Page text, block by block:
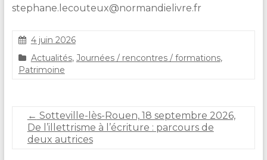
stephane.lecouteux@normandielivre.fr
C
l
a
4 juin 2026
Actualités, Journées / rencontres / formations,
Patrimoine
← Sotteville-lès-Rouen, 18 septembre 2026,
De l’illettrisme à l’écriture : parcours de
deux autrices